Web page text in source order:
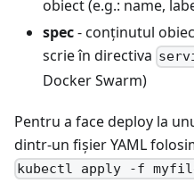
obiect (e.g.: name,
spec- conținutul
scrie în directiva
Docker Swarm)
Pentru a face deploy la
dintr-un fișier YAML
kubectl apply -f